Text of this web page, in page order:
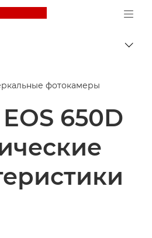
Canon Logo, back to
фотокамеры
650D